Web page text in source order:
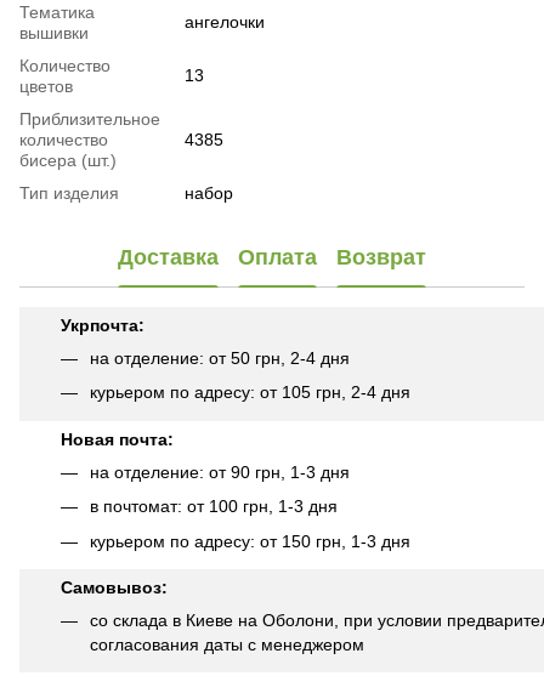
Тематика
вышивки
ангелочки
Количество
цветов
13
Приблизительное
количество
бисера (шт.)
4385
Тип изделия набор
Доставка Оплата Возврат
Укрпочта:
на отделение: от 50 грн, 2-4 дня
курьером по адресу: от 105 грн, 2-4 дня
Новая почта:
на отделение: от 90 грн, 1-3 дня
в почтомат: от 100 грн, 1-3 дня
курьером по адресу: от 150 грн, 1-3 дня
Самовывоз:
со склада в Киеве на Оболони, при условии
согласования даты с менеджером